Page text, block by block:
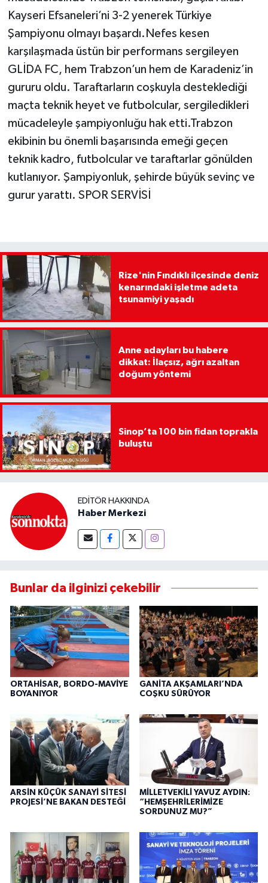
Kayseri Efsaneleri’ni 3-2 yenerek Türkiye
Şampiyonu olmayı başardı.Nefes kesen
karşılaşmada üstün bir performans sergileyen
GLİDA FC, hem Trabzon’un hem de Karadeniz’in
gururu oldu. Taraftarların coşkuyla desteklediği
maçta teknik heyet ve futbolcular, sergiledikleri
mücadeleyle şampiyonluğu hak etti.Trabzon
ekibinin bu önemli başarısında emeği geçen
teknik kadro, futbolcular ve taraftarlar gönülden
kutlanıyor. Şampiyonluk, şehirde büyük sevinç ve
gurur yarattı. SPOR SERVİSİ
Rize'nin Fındıklı ilçesinde deniz
kenarındaki işletme adeta
tsunamiyi yaşadı
Anne adayları bu habere
dikkat: İlaçsız, ağrı azaltan
doğum yöntemi
Sinop’ta 100 bin fidan toprakla
buluştu
EDITÖR HAKKINDA
Haber Merkezi
Bunlar da ilginizi çekebilir
ORTAHİSAR, BORDO-MAVİYE
BOYANIYOR
GANİTA AKŞAMLARI’NDA
COŞKU SÜRÜYOR
ARSİN KÜÇÜK SANAYİ SİTESİ
PROJESİ’NE BAKAN DESTEĞİ
MİLLETVEKİLİ YAVUZ AYDIN:
“HEMŞEHRİLERİMİZE
SORDUNUZ MU?”